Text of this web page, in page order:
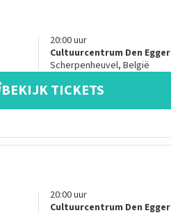
20:00uur
Cultuurcentrum Den Egger
Scherpenheuvel, België
BEKIJK TICKETS
20:00uur
Cultuurcentrum Den Egger